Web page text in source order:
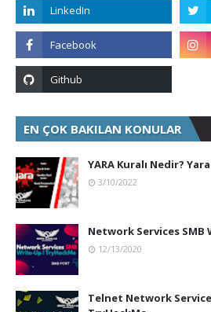
EN ÇOK BAKILAN KONULAR
YARA Kuralı Nedir? Yara
3/10/2022
Network Services
12/13/2020
Telnet Network